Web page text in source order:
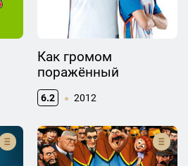
Как громом
поражённый
6.2 2012